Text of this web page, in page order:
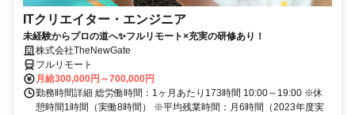
ITクリエイター・エンジニア
未経験からプロの道へ✨フルリモート×充実の研修あり！
株式会社TheNewGate
フルリモート
月給300,000円～700,000円
勤務時間詳細 総労働時間：1ヶ月あたり173時間 10:00～19:00 ※休
憩時間1時間（実働8時間） ※平均残業時間：月6時間（2023年度実